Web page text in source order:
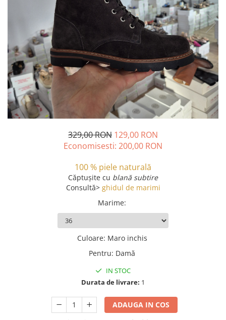
329,00 RON 129,00 RON
Economisesti: 200,00 RON
100 % piele naturală
Căptușite cu blană subtire
Consultă> ghidul de marimi
Marime:
Culoare: Maro inchis
Pentru: Damă
IN STOC
Durata de livrare: 1
ADAUGA IN COS